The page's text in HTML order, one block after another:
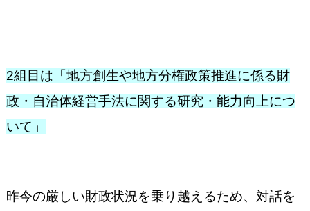
2組目は「地方創生や地方分権政策推進に係る財
政・自治体経営手法に関する研究・能力向上につ
いて」
昨今の厳しい財政状況を乗り越えるため、対話を